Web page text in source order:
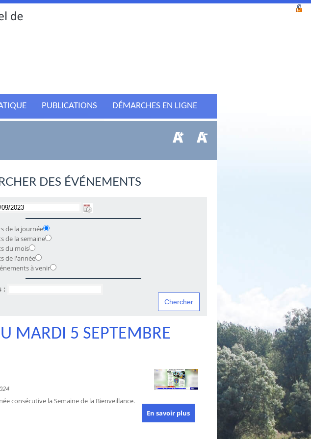
PUBLICATIONS DÉMARCHES EN LIGNE
DES ÉVÉNEMENTS
de la journée
de la semaine
du mois
de l'année
à venir
Mots clés :
MARDI 5 SEPTEMBRE
consécutive la Semaine de la Bienveillance.
En savoir plus